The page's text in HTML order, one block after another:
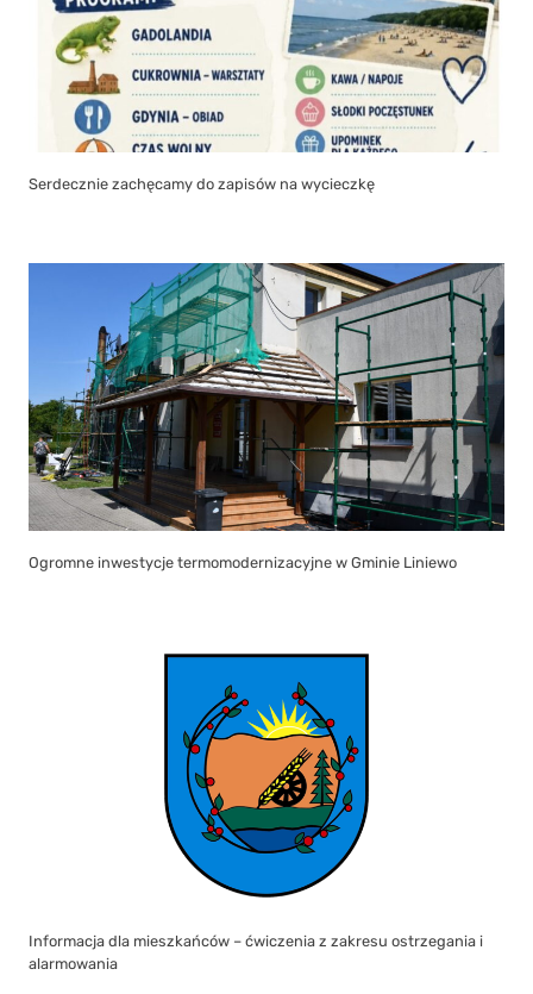
Serdecznie zachęcamy do zapisów na wycieczkę
Ogromne inwestycje termomodernizacyjne w Gminie Liniewo
Informacja dla mieszkańców – ćwiczenia z zakresu ostrzegania i
alarmowania